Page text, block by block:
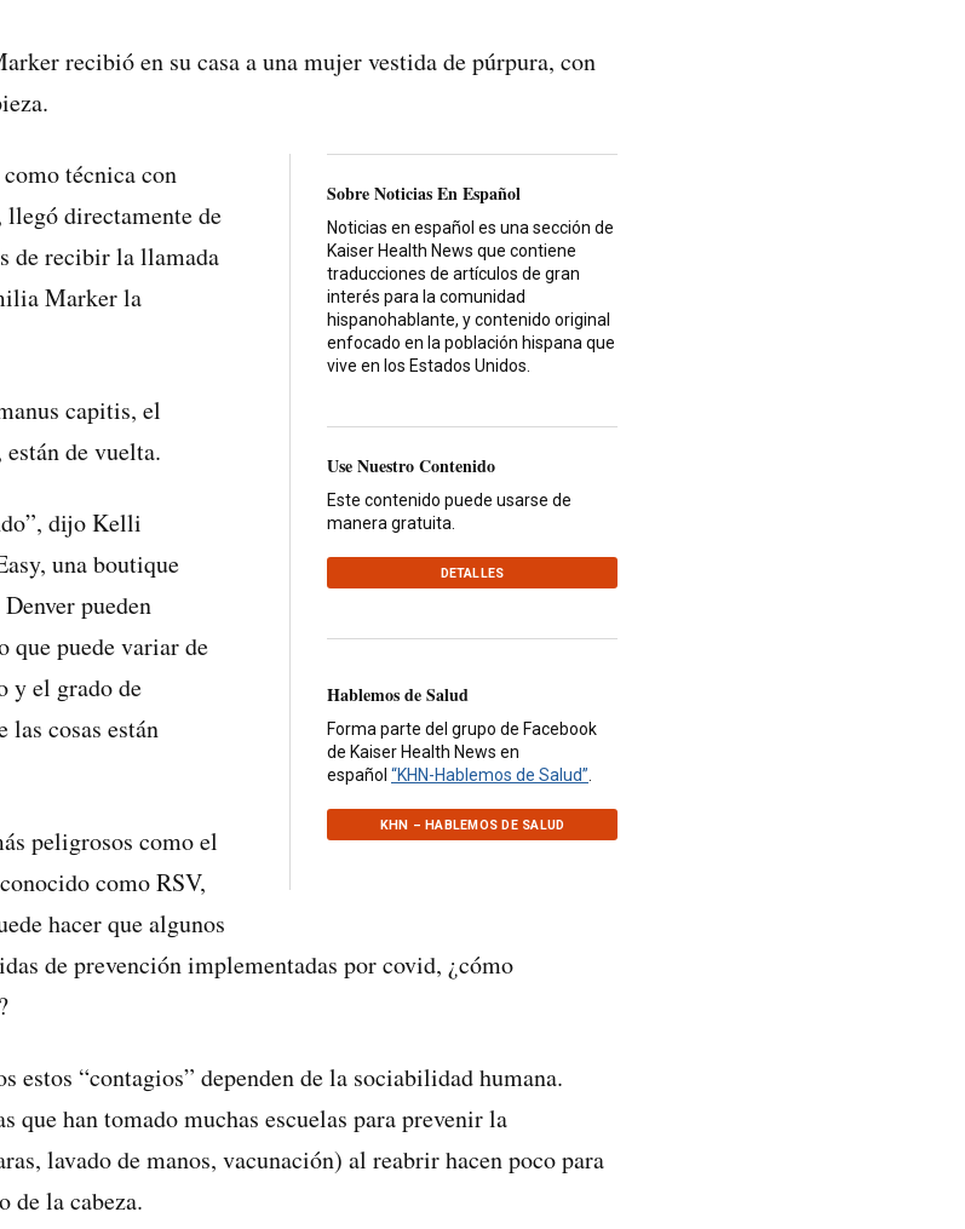
recibió en su casa a una mujer vestida de púrpura, con
Sobre Noticias En Español
Noticias en español es una sección de
Kaiser Health News que contiene
traducciones de artículos de gran
interés para la comunidad
hispanohablante, y contenido original
enfocado en la población hispana que
vive en los Estados Unidos.
Use Nuestro Contenido
Este contenido puede usarse de
manera gratuita.
DETALLES
Hablemos de Salud
Forma parte del grupo de Facebook
de Kaiser Health News en
español “KHN-Hablemos de Salud”
KHN – HABLEMOS DE SALUD
técnica con
directamente de
de recibir la llamada
Marker la
capitis, el
de vuelta.
dijo Kelli
una boutique
pueden
que puede variar de
y el grado de
las cosas están
peligrosos como el
como RSV,
hacer que algunos
de prevención implementadas por covid, ¿cómo
estos “contagios” dependen de la sociabilidad humana.
que han tomado muchas escuelas para prevenir la
lavado de manos, vacunación) al reabrir hacen poco para
de la cabeza.